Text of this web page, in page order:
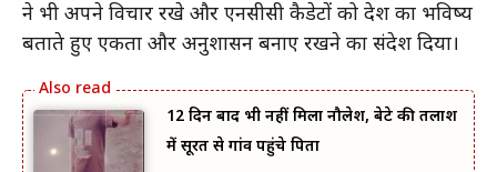
ने भी अपने विचार रखे और एनसीसी कैडेटों को देश का भविष्य
बताते हुए एकता और अनुशासन बनाए रखने का संदेश दिया।
12 दिन बाद भी नहीं मिला नौलेश, बेटे की तलाश
में सूरत से गांव पहुंचे पिता